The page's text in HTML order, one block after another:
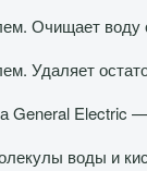
Очищает воду
Удаляет
General Electric
воды и